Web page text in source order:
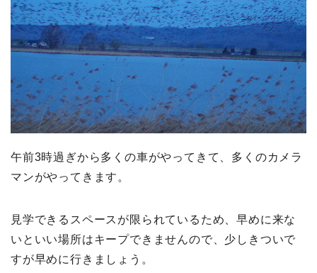
午前3時過ぎから多くの車がやってきて、多くのカメラ
マンがやってきます。
見学できるスペースが限られているため、早めに来な
いといい場所はキープできませんので、少しきついで
すが早めに行きましょう。